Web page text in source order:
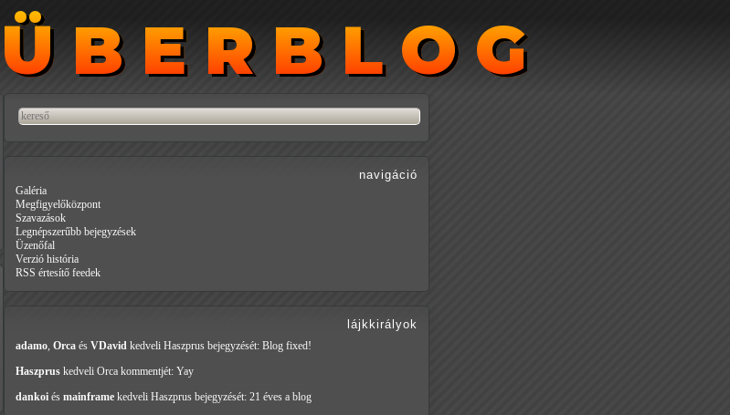
ÜBERBLOG
ÜBERBLOG
navigáció
Galéria
Megfigyelőközpont
Szavazások
Legnépszerűbb bejegyzések
Üzenőfal
Verzió história
RSS értesítő feedek
lájkkirályok
adamo, Orca és VDavid kedveli Haszprus bejegyzését: Blog fixed!
Haszprus kedveli Orca kommentjét: Yay
dankoi és mainframe kedveli Haszprus bejegyzését: 21 éves a blog